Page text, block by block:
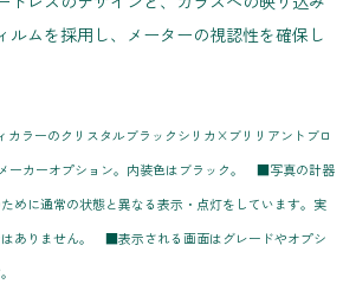
ルムを採用し、メーターの視認性を確保し
カラーのクリスタルブラックシリカ×ブリリアントブロ
ーカーオプション。内装色はブラック。 ■写真の計器
めに通常の状態と異なる表示・点灯をしています。実
はありません。 ■表示される画面はグレードやオプシ